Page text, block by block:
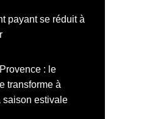
payant se réduit à
: le
transforme à
saison estivale